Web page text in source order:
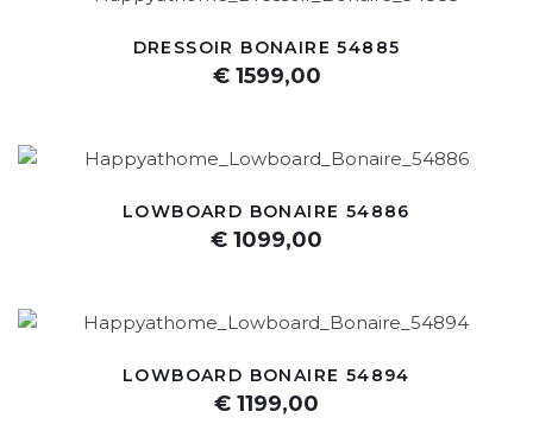
DRESSOIR BONAIRE 54885
€ 1599,00
LOWBOARD BONAIRE 54886
€ 1099,00
LOWBOARD BONAIRE 54894
€ 1199,00